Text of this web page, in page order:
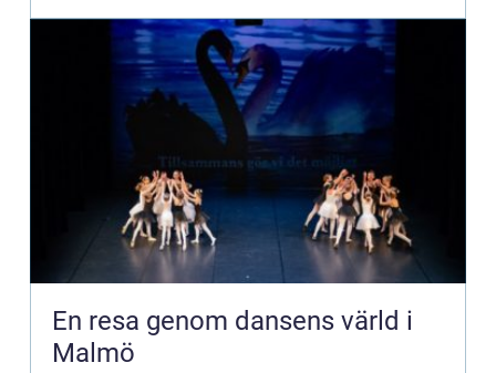
En resa genom dansens värld i
Malmö